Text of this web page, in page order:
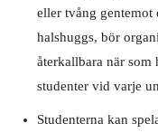
eller tvång gentemot
halshuggs, bör
återkallbara när som
studenter vid varje
Studenterna kan